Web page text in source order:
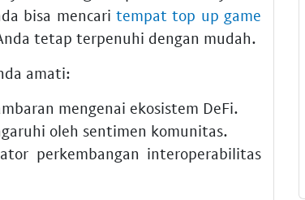
bisa mencari tempat top up game
tetap terpenuhi dengan mudah.
amati:
mengenai ekosistem DeFi.
oleh sentimen komunitas.
perkembangan interoperabilitas